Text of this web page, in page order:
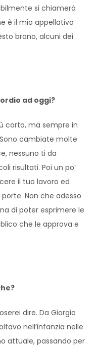
si chiamerà
è il mio appellativo
brano, alcuni dei
ad oggi?
corto, ma sempre in
cambiate molte
nessuno ti da
risultati. Poi un po’
il tuo lavoro ed
Non che adesso
di poter esprimere le
che le approva e
dire. Da Giorgio
nell’infanzia nelle
attuale, passando per